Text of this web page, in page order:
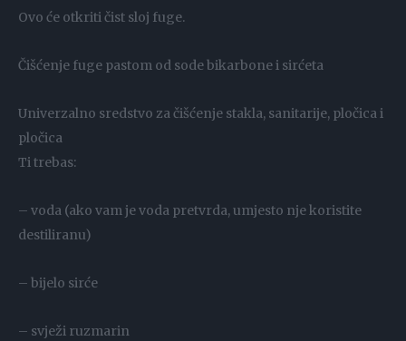
Ovo će otkriti čist sloj fuge.
Čišćenje fuge pastom od sode bikarbone i sirćeta
Univerzalno sredstvo za čišćenje stakla, sanitarije, pločica i
pločica
Ti trebas:
– voda (ako vam je voda pretvrda, umjesto nje koristite
destiliranu)
– bijelo sirće
– svježi ruzmarin